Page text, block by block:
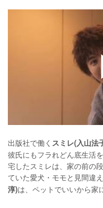
出版社で働く スミレ(入山法
彼氏にもフラれどん底生活
宅したスミレは、家の前の
ていた愛犬・モモと見間違
淳)は、ペットでいいから家